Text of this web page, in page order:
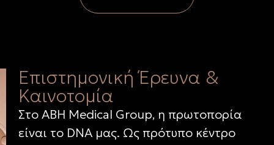
Επιστημονική Έρευνα &
Καινοτομία
Στο ABH Medical Group, η πρωτοπορία
είναι το DNA μας. Ως πρότυπο κέντρο